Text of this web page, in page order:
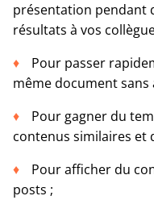
présentation pendant
résultats à vos
Pour passer
même document
Pour gagner du
contenus similaires et
Pour afficher du
posts ;